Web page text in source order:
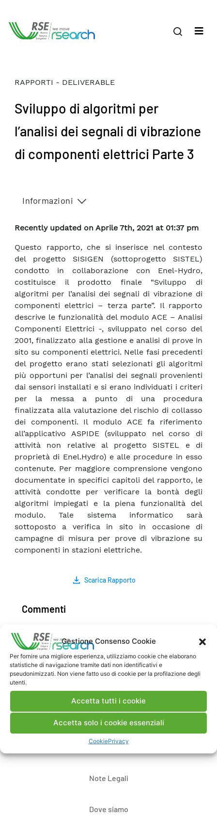
Gestione Consenso Cookie
Per fornire una migliore esperienza, utilizziamo cookie che elaborano
statistiche di navigazione tramite dati non identificativi e
pseudonimizzati. Non viene fatto uso di cookie per la profilazione degli
utenti.
Accetta tutti i cookie
Accetta solo i cookie essenziali
CookiePrivacy
RAPPORTI - DELIVERABLE
Sviluppo di algoritmi per
l’analisi dei segnali di vibrazione
di componenti elettrici Parte 3
Informazioni
Recently updated on Aprile 7th, 2021 at 01:37 pm
Questo rapporto, che si inserisce nel contesto
del progetto SISIGEN (sottoprogetto SISTEL)
condotto in collaborazione con Enel-Hydro,
costituisce il prodotto finale “Sviluppo di
algoritmi per l’analisi dei segnali di vibrazione di
componenti elettrici – terza parte”. Il rapporto
descrive le funzionalità del modulo ACE – Analisi
Componenti Elettrici -, sviluppato nel corso del
2001, finalizzato alla gestione e analisi di prove in
sito su componenti elettrici. Nelle fasi precedenti
del progetto erano stati selezionati gli algoritmi
più opportuni per l’analisi dei segnali provenienti
dai sensori installati e si erano individuati i criteri
per la messa a punto di una procedura
finalizzata alla valutazione del rischio di collasso
dei componenti. Il modulo ACE fa riferimento
all’applicativo ASPIDE (sviluppato nel corso di
attività non relative al progetto SISTEL e di
proprietà di Enel.Hydro) e alle procedure in esso
contenute. Per maggiore comprensione vengono
documentate in specifici capitoli del rapporto, le
attività condotte per verificare la bontà degli
algoritmi impiegati e la piena funzionalità del
modulo. Tale sistema informatico sarà
sottoposto a verifica in sito in occasione di
campagne di misura per prove di vibrazione su
componenti in stazioni elettriche.
Scarica Rapporto
Commenti
Pubblica un commento
Note Legali
Dove siamo